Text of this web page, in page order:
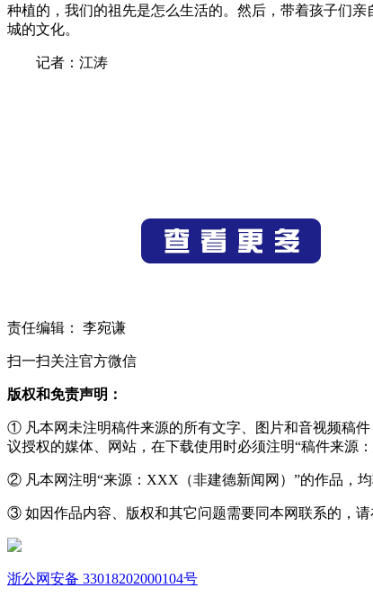
种植的，我们的祖先是怎么生活的。然后，带着孩子们
城的文化。
记者：江涛
责任编辑： 李宛谦
扫一扫关注官方微信
版权和免责声明：
① 凡本网未注明稿件来源的所有文字、图片和音视频稿
议授权的媒体、网站，在下载使用时必须注明“稿件来源
② 凡本网注明“来源：XXX（非建德新闻网）”的作品，
③ 如因作品内容、版权和其它问题需要同本网联系的，请
浙公网安备 33018202000104号